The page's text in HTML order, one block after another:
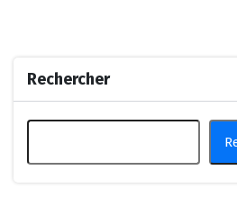
Rechercher